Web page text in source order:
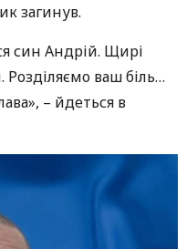
загинув.
син Андрій. Щирі
ваш біль…
– йдеться в